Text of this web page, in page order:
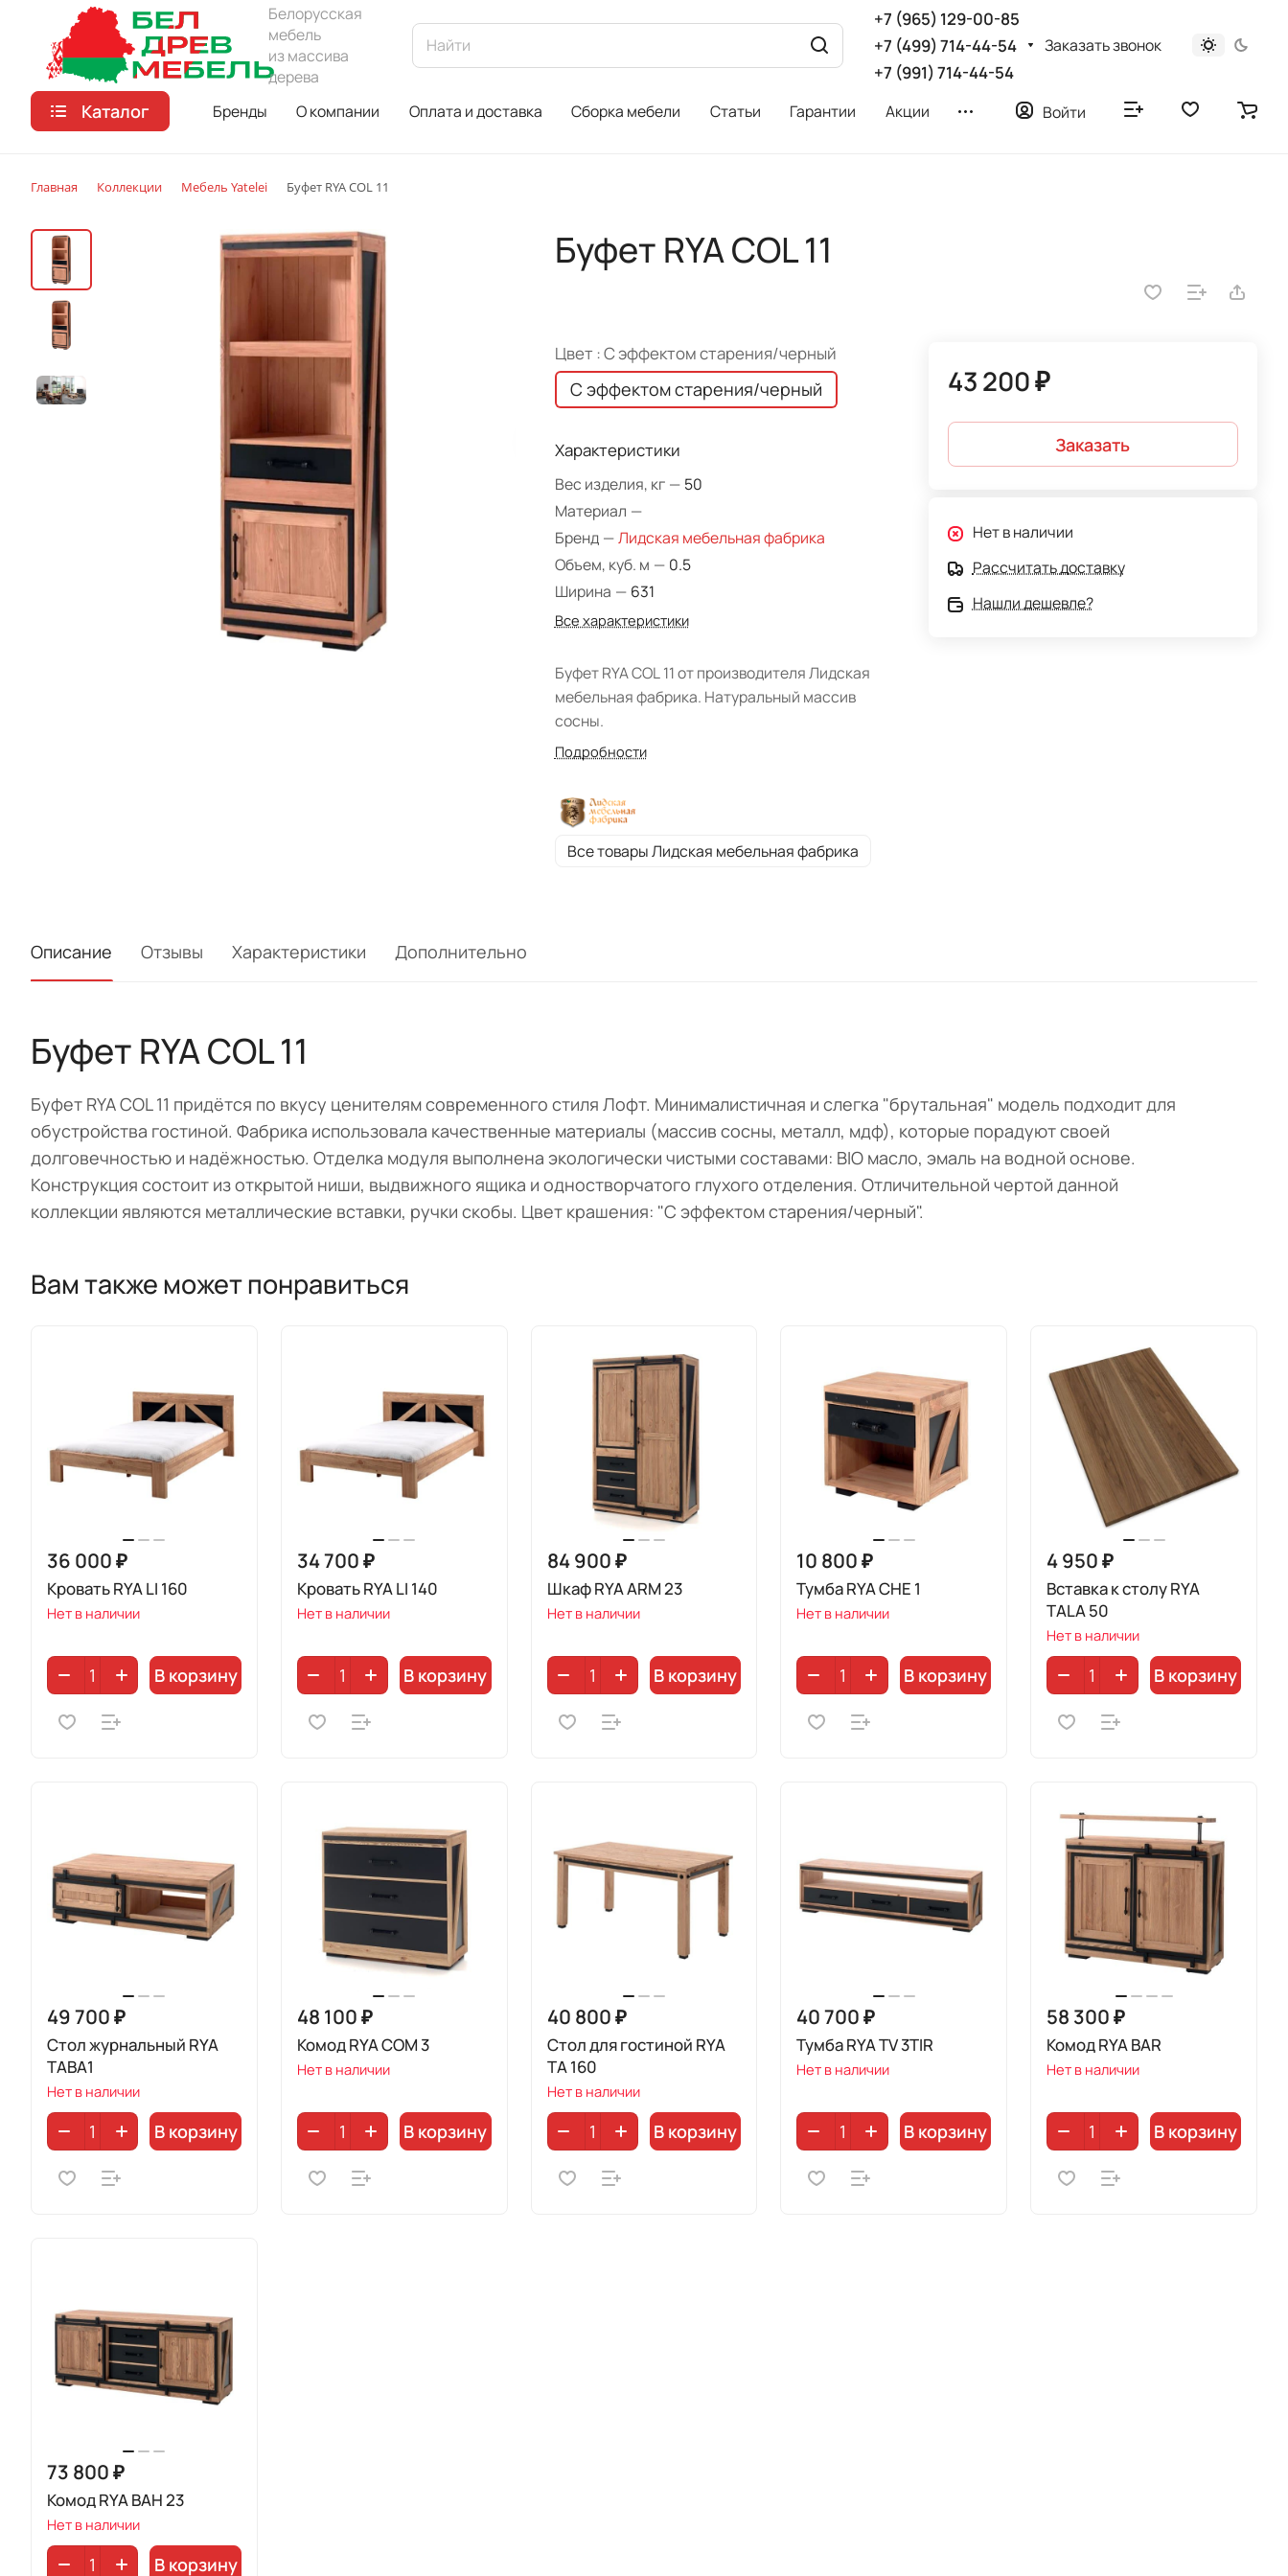
Белорусская
мебель
из массива
дерева
+7 (965) 129-00-85
+7 (499) 714-44-54
+7 (991) 714-44-54
Заказать звонок
Каталог Бренды О компании Оплата и доставка Сборка мебели Статьи Гарантии Акции Войти
Главная Коллекции Мебель Yatelei Буфет RYA COL 11
Буфет RYA COL 11
Цвет :С эффектом старения/черный
С эффектом старения/черный
Характеристики
Вес изделия, кг — 50
Материал —
Бренд —Лидская мебельная фабрика
Объем, куб. м — 0.5
Ширина — 631
Все характеристики
Буфет RYA COL 11 от производителя Лидская
мебельная фабрика. Натуральный массив
сосны.
Подробности
Все товары Лидская мебельная фабрика
43 200 ₽
Заказать
Нет в наличии
Рассчитать доставку
Нашли дешевле?
Описание Отзывы Характеристики Дополнительно
Буфет RYA COL 11
Буфет RYA COL 11 придётся по вкусу ценителям современного стиля Лофт. Минималистичная и слегка "брутальная" модель подходит для
обустройства гостиной. Фабрика использовала качественные материалы (массив сосны, металл, мдф), которые порадуют своей
долговечностью и надёжностью. Отделка модуля выполнена экологически чистыми составами: BIO масло, эмаль на водной основе.
Конструкция состоит из открытой ниши, выдвижного ящика и одностворчатого глухого отделения. Отличительной чертой данной
коллекции являются металлические вставки, ручки скобы. Цвет крашения: "С эффектом старения/черный".
Вам также может понравиться
36 000 ₽
Кровать RYA LI 160
Нет в наличии
В корзину
34 700 ₽
Кровать RYA LI 140
Нет в наличии
В корзину
84 900 ₽
Шкаф RYA ARM 23
Нет в наличии
В корзину
10 800 ₽
Тумба RYA CHE 1
Нет в наличии
В корзину
4 950 ₽
Вставка к столу RYA
TALA 50
Нет в наличии
В корзину
49 700 ₽
Стол журнальный RYA
TABA1
Нет в наличии
В корзину
48 100 ₽
Комод RYA COM 3
Нет в наличии
В корзину
40 800 ₽
Стол для гостиной RYA
TA 160
Нет в наличии
В корзину
40 700 ₽
Тумба RYA TV 3TIR
Нет в наличии
В корзину
58 300 ₽
Комод RYA BAR
Нет в наличии
В корзину
73 800 ₽
Комод RYA BAH 23
Нет в наличии
В корзину